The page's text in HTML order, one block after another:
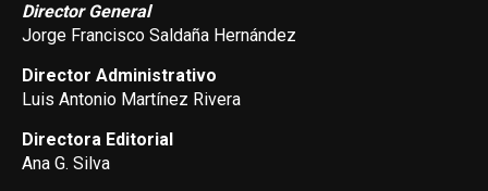
Director General
Jorge Francisco Saldaña Hernández
Director Administrativo
Luis Antonio Martínez Rivera
Directora Editorial
Ana G. Silva